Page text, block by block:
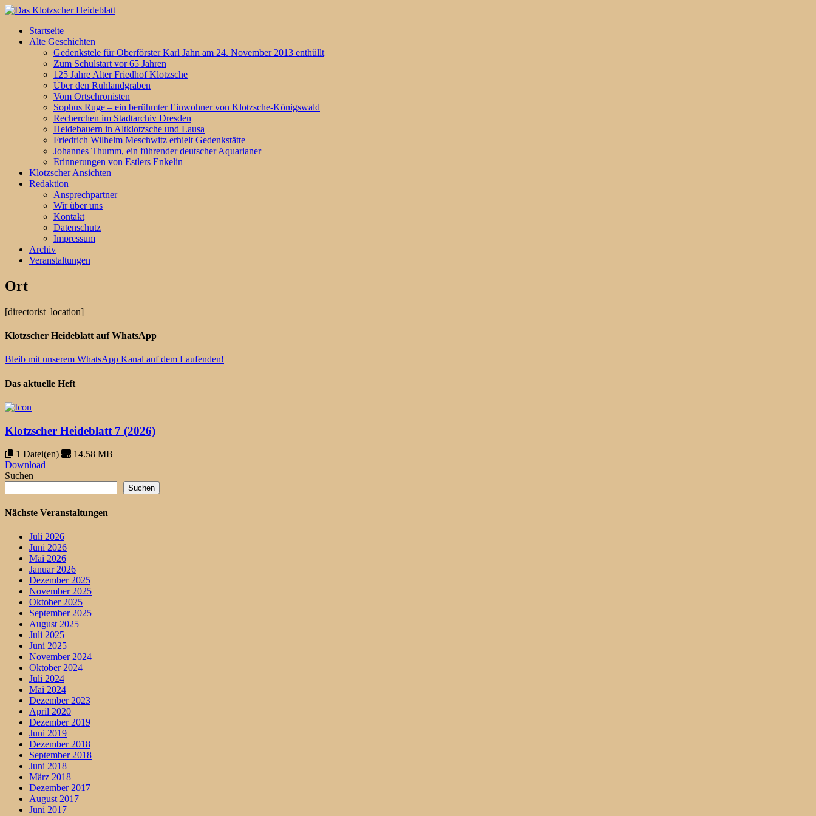
Startseite
Alte Geschichten
Gedenkstele für Oberförster Karl Jahn am 24. November 2013 enthüllt
Zum Schulstart vor 65 Jahren
125 Jahre Alter Friedhof Klotzsche
Über den Ruhlandgraben
Vom Ortschronisten
Sophus Ruge – ein berühmter Einwohner von Klotzsche-Königswald
Recherchen im Stadtarchiv Dresden
Heidebauern in Altklotzsche und Lausa
Friedrich Wilhelm Meschwitz erhielt Gedenkstätte
Johannes Thumm, ein führender deutscher Aquarianer
Erinnerungen von Estlers Enkelin
Klotzscher Ansichten
Redaktion
Ansprechpartner
Wir über uns
Kontakt
Datenschutz
Impressum
Archiv
Veranstaltungen
Ort
[directorist_location]
Klotzscher Heideblatt auf WhatsApp
Bleib mit unserem WhatsApp Kanal auf dem Laufenden!
Das aktuelle Heft
Klotzscher Heideblatt 7 (2026)
1 Datei(en)
14.58 MB
Download
Suchen
Suchen
Nächste Veranstaltungen
Juli 2026
Juni 2026
Mai 2026
Januar 2026
Dezember 2025
November 2025
Oktober 2025
September 2025
August 2025
Juli 2025
Juni 2025
November 2024
Oktober 2024
Juli 2024
Mai 2024
Dezember 2023
April 2020
Dezember 2019
Juni 2019
Dezember 2018
September 2018
Juni 2018
März 2018
Dezember 2017
August 2017
Juni 2017